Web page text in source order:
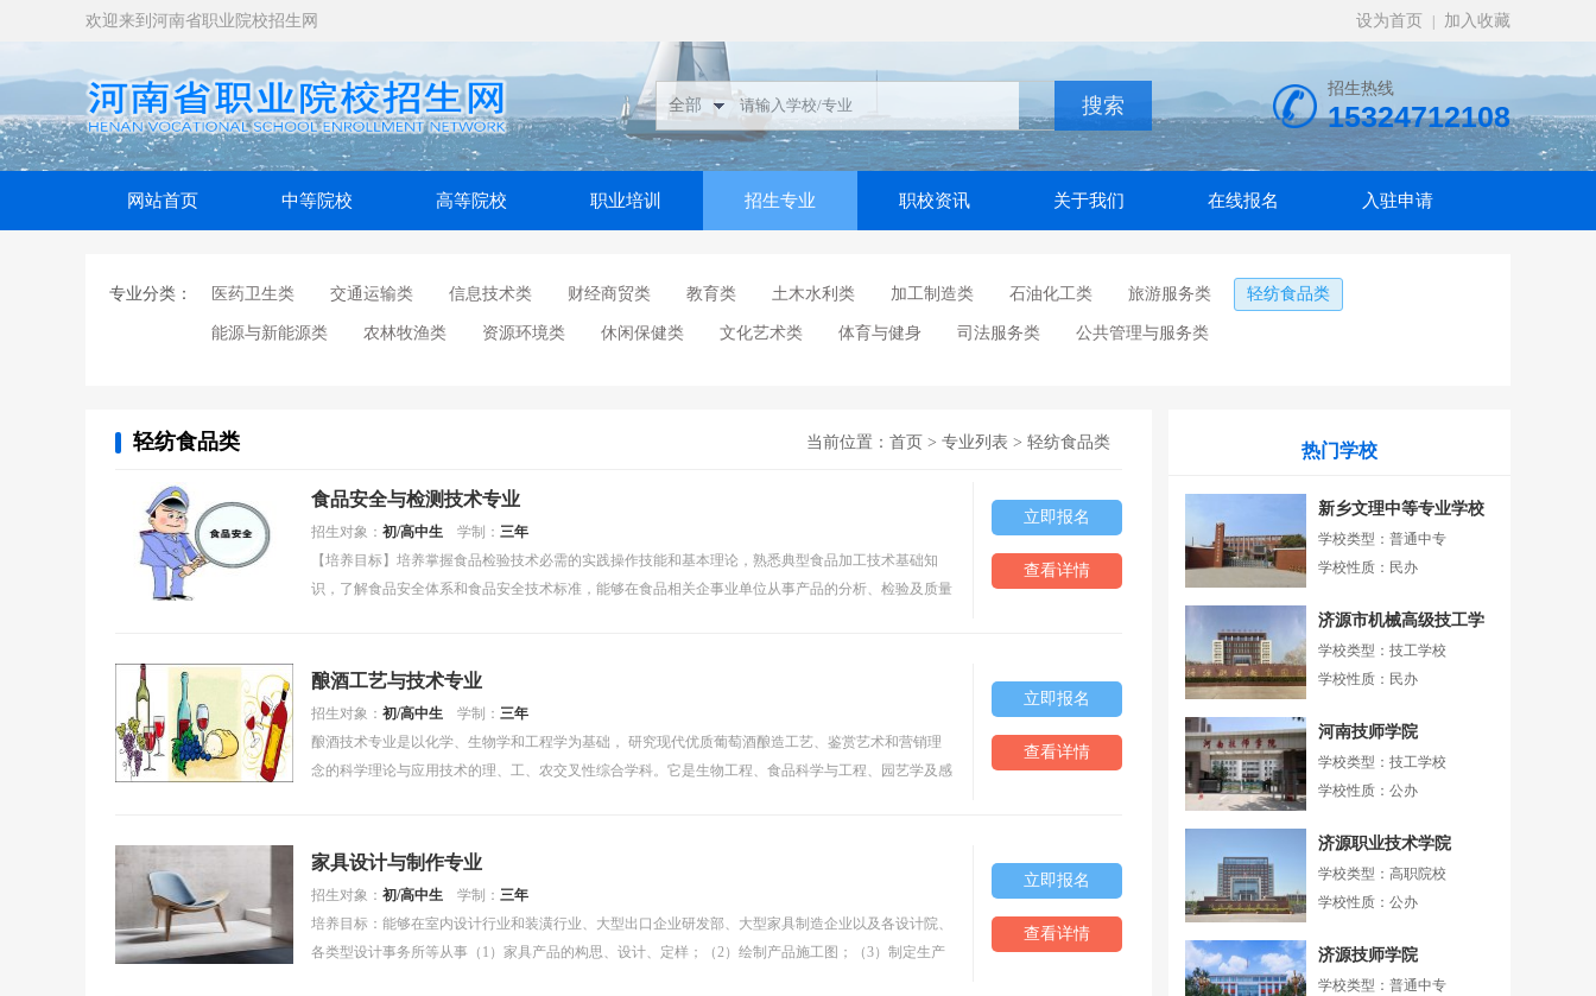
欢迎来到河南省职业院校招生网 设为首页 加入收藏
招生热线
15324712108
网站首页 中等院校 高等院校 职业培训 招生专业 职校资讯 关于我们 在线报名 入驻申请
专业分类： 医药卫生类 交通运输类 信息技术类 财经商贸类 教育类 土木水利类 加工制造类 石油化工类 旅游服务类 轻纺食品类
能源与新能源类 农林牧渔类 资源环境类 休闲保健类 文化艺术类 体育与健身 司法服务类 公共管理与服务类
当前位置： 首页 > 专业列表 > 轻纺食品类
轻纺食品类
立即报名
查看详情
食品安全与检测技术专业
招生对象： 初/高中生 学制： 三年
【培养目标】培养掌握食品检验技术必需的实践操作技能和基本理论，熟悉典型食品加工技术基础知
识，了解食品安全体系和食品安全技术标准，能够在食品相关企事业单位从事产品的分析、检验及质量
立即报名
查看详情
酿酒工艺与技术专业
招生对象： 初/高中生 学制： 三年
酿酒技术专业是以化学、生物学和工程学为基础， 研究现代优质葡萄酒酿造工艺、鉴赏艺术和营销理
念的科学理论与应用技术的理、工、农交叉性综合学科。它是生物工程、食品科学与工程、园艺学及感
立即报名
查看详情
家具设计与制作专业
招生对象： 初/高中生 学制： 三年
培养目标：能够在室内设计行业和装潢行业、大型出口企业研发部、大型家具制造企业以及各设计院、
各类型设计事务所等从事（1）家具产品的构思、设计、定样；（2）绘制产品施工图；（3）制定生产
热门学校
新乡文理中等专业学校
学校类型：普通中专
学校性质：民办
济源市机械高级技工学
校
学校类型：技工学校
学校性质：民办
河南技师学院
学校类型：技工学校
学校性质：公办
济源职业技术学院
学校类型：高职院校
学校性质：公办
济源技师学院
学校类型：普通中专